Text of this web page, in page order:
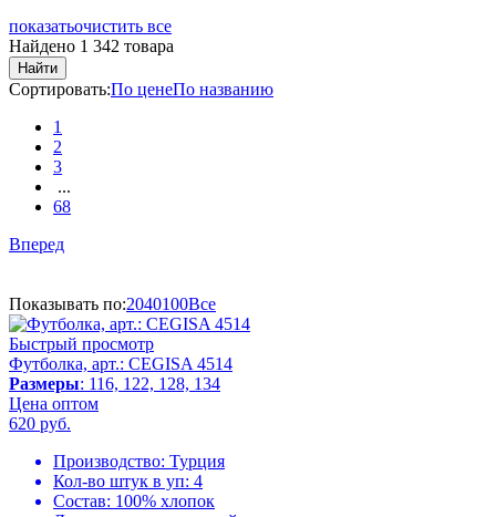
показатьочистить все
Найдено 1 342 товара
Найти
Сортировать:По ценеПо названию
1
2
3
...
68
Вперед
Показывать по:2040100Все
Быстрый просмотр
Футболка, арт.: CEGISA 4514
Размеры: 116, 122, 128, 134
Цена оптом
620 руб.
Производство: Турция
Кол-во штук в уп: 4
Состав: 100% хлопок